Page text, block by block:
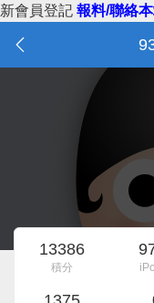
新會員登記 報料/聯絡
13386
積分